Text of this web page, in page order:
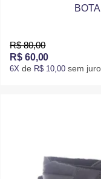
R$ 80,00
R$ 60,00
6X de R$ 10,00 sem